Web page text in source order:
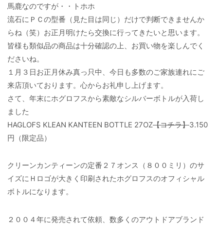
馬鹿なのですが・・トホホ
流石にＰＣの型番（見た目は同じ）だけで判断できませんか
らね（笑）お正月明けたら交換に行ってきたいと思います。
皆様も類似品の商品は十分確認の上、お買い物を楽しんでく
ださいね。
１月３日お正月休み真っ只中、今日も多数のご家族連れにご
来店頂いております。心からお礼申し上げます。
さて、年末にホグロフスから素敵なシルバーボトルが入荷し
ました
HAGLOFS KLEAN KANTEEN BOTTLE 27OZ【コチラ】3.150
円（限定品）
クリーンカンティーンの定番２７オンス（８００ミリ）のサ
イズにＨロゴが大きく印刷されたホグロフスのオフィシャル
ボトルになります。
２００４年に発売されて依頼、数多くのアウトドアブランド